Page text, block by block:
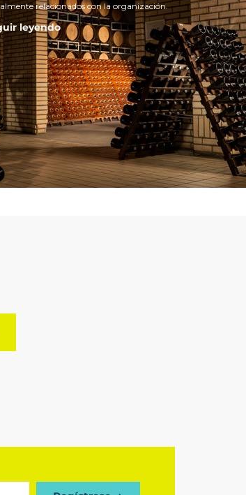
relacionados con la organización.
leyendo